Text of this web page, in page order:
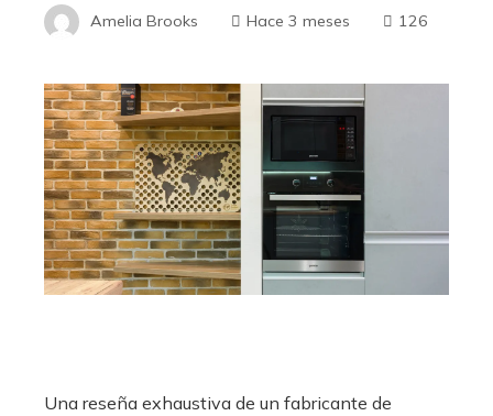
Amelia Brooks Hace 3 meses 126
Una reseña exhaustiva de un fabricante de